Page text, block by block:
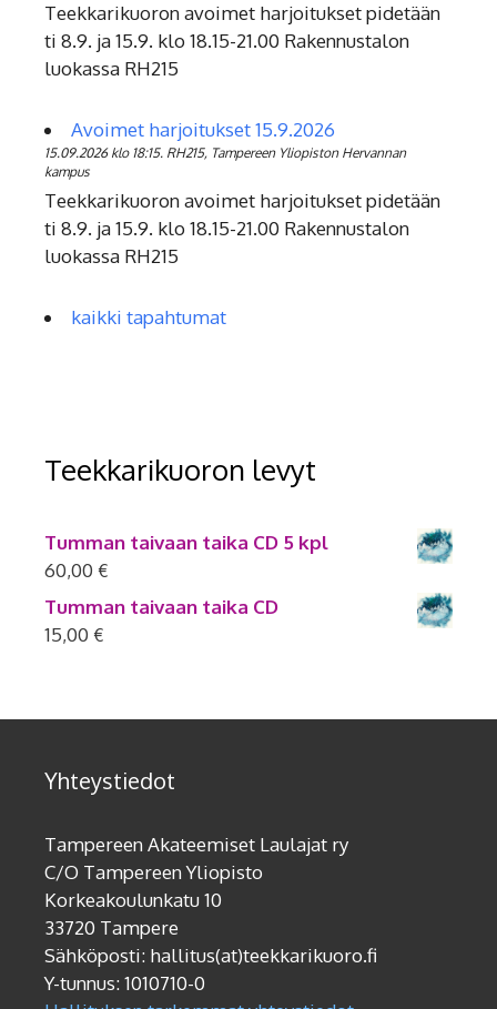
Teekkarikuoron avoimet harjoitukset pidetään
ti 8.9. ja 15.9. klo 18.15-21.00 Rakennustalon
luokassa RH215
Avoimet harjoitukset 15.9.2026
15.09.2026 klo 18:15. RH215, Tampereen Yliopiston Hervannan
kampus
Teekkarikuoron avoimet harjoitukset pidetään
ti 8.9. ja 15.9. klo 18.15-21.00 Rakennustalon
luokassa RH215
kaikki tapahtumat
Teekkarikuoron levyt
Tumman taivaan taika CD 5 kpl
60,00 €
Tumman taivaan taika CD
15,00 €
Yhteystiedot
Tampereen Akateemiset Laulajat ry
C/O Tampereen Yliopisto
Korkeakoulunkatu 10
33720 Tampere
Sähköposti: hallitus(at)teekkarikuoro.fi
Y-tunnus: 1010710-0